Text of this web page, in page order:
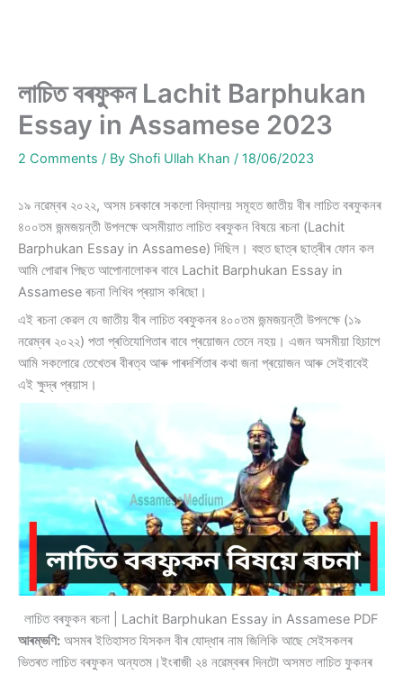
লাচিত বৰফুকন Lachit Barphukan
Essay in Assamese 2023
2 Comments / By Shofi Ullah Khan / 18/06/2023
১৯ নৱেম্বৰ ২০২২, অসম চৰকাৰে সকলো বিদ্যালয় সমূহত জাতীয় বীৰ লাচিত বৰফুকনৰ
৪০০তম জন্মজয়ন্তী উপলক্ষে অসমীয়াত লাচিত বৰফুকন বিষয়ে ৰচনা (Lachit
Barphukan Essay in Assamese) দিছিল। বহুত ছাত্ৰ ছাত্ৰীৰ ফোন কল
আমি পোৱাৰ পিছত আপোনালোকৰ বাবে Lachit Barphukan Essay in
Assamese ৰচনা লিখিব প্ৰয়াস কৰিছো।
এই ৰচনা কেৱল যে জাতীয় বীৰ লাচিত বৰফুকনৰ ৪০০তম জন্মজয়ন্তী উপলক্ষে (১৯
নৱেম্বৰ ২০২২) পতা প্ৰতিযোগিতাৰ বাবে প্ৰয়োজন তেনে নহয়। এজন অসমীয়া হিচাপে
আমি সকলোৱে তেখেতৰ বীৰত্ব আৰু পাৰদৰ্শিতাৰ কথা জনা প্ৰয়োজন আৰু সেইবাবেই
এই ক্ষুদ্ৰ প্ৰয়াস।
লাচিত বৰফুকন ৰচনা | Lachit Barphukan Essay in Assamese PDF
আৰম্ভণি: অসমৰ ইতিহাসত যিসকল বীৰ যোদ্ধাৰ নাম জিলিকি আছে সেইসকলৰ
ভিতৰত লাচিত বৰফুকন অন্যতম।ইংৰাজী ২৪ নৱেম্বৰৰ দিনটো অসমত লাচিত ফুকনৰ